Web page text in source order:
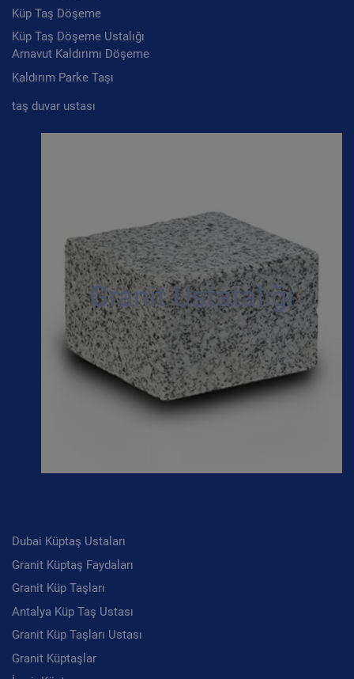
Küp Taş Döşeme
Küp Taş Döşeme Ustalığı
Arnavut Kaldırımı Döşeme
Kaldırım Parke Taşı
taş duvar ustası
Granit Ustatalığı
Dubai Küptaş Ustaları
Granit Küptaş Faydaları
Granit Küp Taşları
Antalya Küp Taş Ustası
Granit Küp Taşları Ustası
Granit Küptaşlar